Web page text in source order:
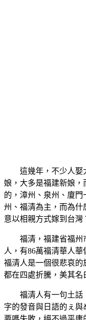
這幾年，不少人娶
娘，大多是福建新娘
的，漳州、泉州、廈
州、福清為主，而為
意以相親方式嫁到台灣
福清，福建省福州
人，有86萬福清華人華
福清人是一個很悲哀
都在四處折騰，美其名
福清人有一句土話
字的發音與日語的ぇ與